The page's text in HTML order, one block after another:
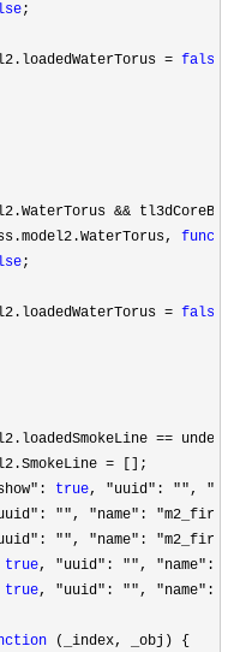
;
= false
&&
function
;
= false
==
= [];
true, "uuid": "",
"", "name":
"", "name":
true, "uuid": "", "name":
true, "uuid": "", "name":
(_index, _obj) {